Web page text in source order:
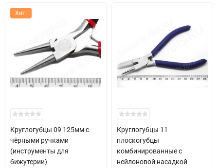
Хит!
Круглогубцы 09 125мм с
чёрными ручками
(инструменты для
бижутерии)
Круглогубцы 11
плоскогубцы
комбинированные с
нейлоновой насадкой